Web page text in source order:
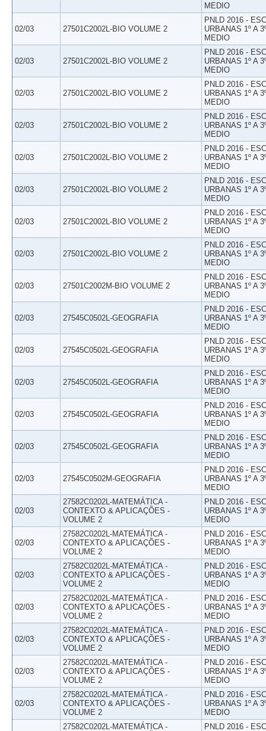
MEDIO
02/03 27501C2002L-BIO VOLUME 2
PNLD 2016 -
URBANAS 1º A
MEDIO
02/03 27501C2002L-BIO VOLUME 2
PNLD 2016 -
URBANAS 1º A
MEDIO
02/03 27501C2002L-BIO VOLUME 2
PNLD 2016 -
URBANAS 1º A
MEDIO
02/03 27501C2002L-BIO VOLUME 2
PNLD 2016 -
URBANAS 1º A
MEDIO
02/03 27501C2002L-BIO VOLUME 2
PNLD 2016 -
URBANAS 1º A
MEDIO
02/03 27501C2002L-BIO VOLUME 2
PNLD 2016 -
URBANAS 1º A
MEDIO
02/03 27501C2002L-BIO VOLUME 2
PNLD 2016 -
URBANAS 1º A
MEDIO
02/03 27501C2002L-BIO VOLUME 2
PNLD 2016 -
URBANAS 1º A
MEDIO
02/03 27501C2002M-BIO VOLUME 2
PNLD 2016 -
URBANAS 1º A
MEDIO
02/03 27545C0502L-GEOGRAFIA
PNLD 2016 -
URBANAS 1º A
MEDIO
02/03 27545C0502L-GEOGRAFIA
PNLD 2016 -
URBANAS 1º A
MEDIO
02/03 27545C0502L-GEOGRAFIA
PNLD 2016 -
URBANAS 1º A
MEDIO
02/03 27545C0502L-GEOGRAFIA
PNLD 2016 -
URBANAS 1º A
MEDIO
02/03 27545C0502L-GEOGRAFIA
PNLD 2016 -
URBANAS 1º A
MEDIO
02/03 27545C0502M-GEOGRAFIA
PNLD 2016 -
URBANAS 1º A
MEDIO
02/03
27582C0202L-MATEMÁTICA -
CONTEXTO & APLICAÇÕES -
VOLUME 2
PNLD 2016 -
URBANAS 1º A
MEDIO
02/03
27582C0202L-MATEMÁTICA -
CONTEXTO & APLICAÇÕES -
VOLUME 2
PNLD 2016 -
URBANAS 1º A
MEDIO
02/03
27582C0202L-MATEMÁTICA -
CONTEXTO & APLICAÇÕES -
VOLUME 2
PNLD 2016 -
URBANAS 1º A
MEDIO
02/03
27582C0202L-MATEMÁTICA -
CONTEXTO & APLICAÇÕES -
VOLUME 2
PNLD 2016 -
URBANAS 1º A
MEDIO
02/03
27582C0202L-MATEMÁTICA -
CONTEXTO & APLICAÇÕES -
VOLUME 2
PNLD 2016 -
URBANAS 1º A
MEDIO
02/03
27582C0202L-MATEMÁTICA -
CONTEXTO & APLICAÇÕES -
VOLUME 2
PNLD 2016 -
URBANAS 1º A
MEDIO
02/03
27582C0202L-MATEMÁTICA -
CONTEXTO & APLICAÇÕES -
VOLUME 2
PNLD 2016 -
URBANAS 1º A
MEDIO
27582C0202L-MATEMÁTICA -
PNLD 2016 -